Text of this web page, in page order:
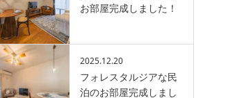
お部屋完成しました！
2025.12.20
フォレスタルジアな民
泊のお部屋完成しまし